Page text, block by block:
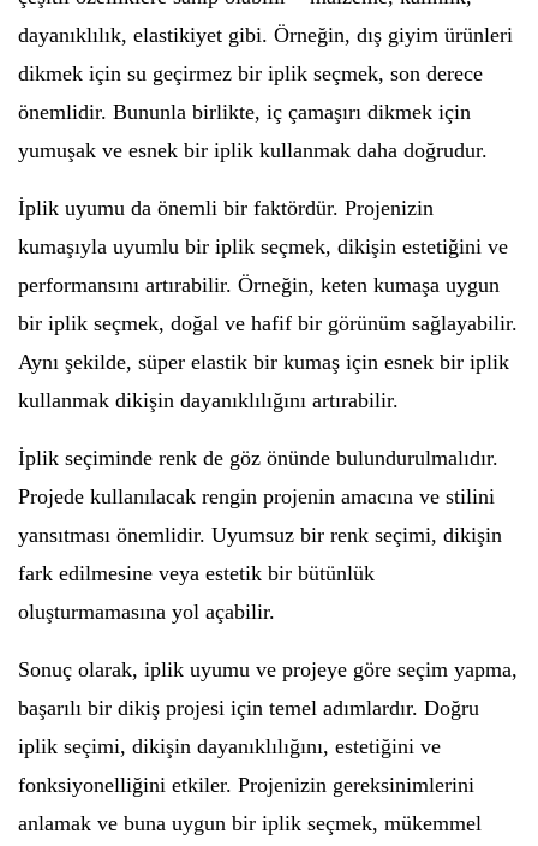
dayanıklılık, elastikiyet gibi. Örneğin, dış giyim ürünleri
dikmek için su geçirmez bir iplik seçmek, son derece
önemlidir. Bununla birlikte, iç çamaşırı dikmek için
yumuşak ve esnek bir iplik kullanmak daha doğrudur.
İplik uyumu da önemli bir faktördür. Projenizin
kumaşıyla uyumlu bir iplik seçmek, dikişin estetiğini ve
performansını artırabilir. Örneğin, keten kumaşa uygun
bir iplik seçmek, doğal ve hafif bir görünüm sağlayabilir.
Aynı şekilde, süper elastik bir kumaş için esnek bir iplik
kullanmak dikişin dayanıklılığını artırabilir.
İplik seçiminde renk de göz önünde bulundurulmalıdır.
Projede kullanılacak rengin projenin amacına ve stilini
yansıtması önemlidir. Uyumsuz bir renk seçimi, dikişin
fark edilmesine veya estetik bir bütünlük
oluşturmamasına yol açabilir.
Sonuç olarak, iplik uyumu ve projeye göre seçim yapma,
başarılı bir dikiş projesi için temel adımlardır. Doğru
iplik seçimi, dikişin dayanıklılığını, estetiğini ve
fonksiyonelliğini etkiler. Projenizin gereksinimlerini
anlamak ve buna uygun bir iplik seçmek, mükemmel